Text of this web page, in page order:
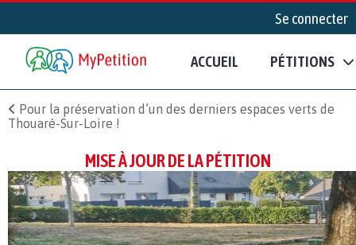
Se connecter
ACCUEIL PÉTITIONS
Pour la préservation d’un des derniers espaces verts de
Thouaré-Sur-Loire !
MISE À JOUR DE LA PÉTITION